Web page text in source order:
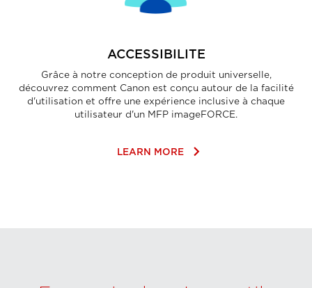
ACCESSIBILITE
Grâce à notre conception de produit universelle,
découvrez comment Canon est conçu autour de la facilité
d'utilisation et offre une expérience inclusive à chaque
utilisateur d'un MFP imageFORCE.
LEARN MORE keyboard_arrow_right